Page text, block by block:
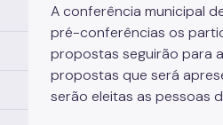
A conferência municipal
pré-conferências os
propostas seguirão para
propostas que será
serão eleitas as pessoas